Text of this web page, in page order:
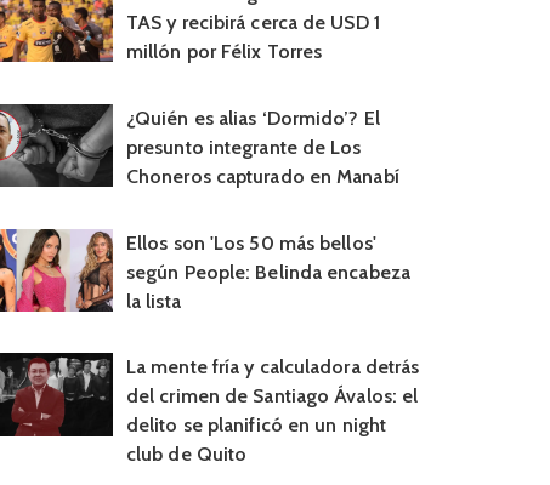
TAS y recibirá cerca de USD 1
millón por Félix Torres
¿Quién es alias ‘Dormido’? El
presunto integrante de Los
Choneros capturado en Manabí
Ellos son 'Los 50 más bellos'
según People: Belinda encabeza
la lista
La mente fría y calculadora detrás
del crimen de Santiago Ávalos: el
delito se planificó en un night
club de Quito